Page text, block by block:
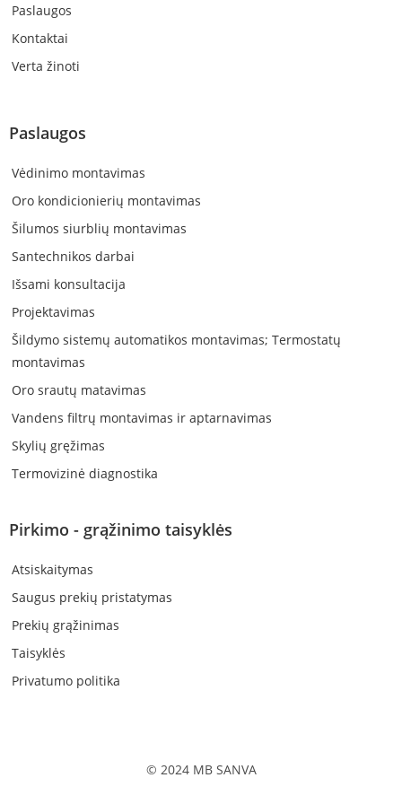
Paslaugos
Kontaktai
Verta žinoti
Paslaugos
Vėdinimo montavimas
Oro kondicionierių montavimas
Šilumos siurblių montavimas
Santechnikos darbai
Išsami konsultacija
Projektavimas
Šildymo sistemų automatikos montavimas; Termostatų
montavimas
Oro srautų matavimas
Vandens filtrų montavimas ir aptarnavimas
Skylių gręžimas
Termovizinė diagnostika
Pirkimo - grąžinimo taisyklės
Atsiskaitymas
Saugus prekių pristatymas
Prekių grąžinimas
Taisyklės
Privatumo politika
© 2024 MB SANVA